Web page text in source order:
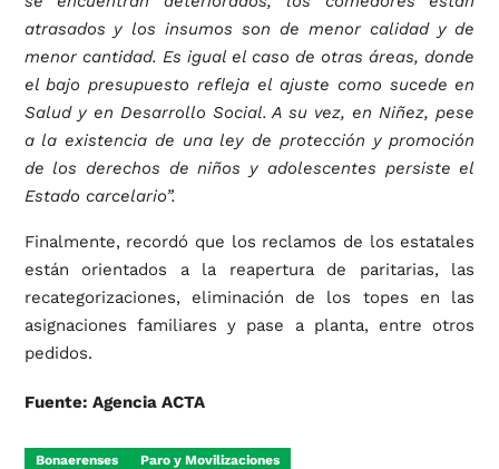
atrasados y los insumos son de menor calidad y de
menor cantidad. Es igual el caso de otras áreas, donde
el bajo presupuesto refleja el ajuste como sucede en
Salud y en Desarrollo Social. A su vez, en Niñez, pese
a la existencia de una ley de protección y promoción
de los derechos de niños y adolescentes persiste el
Estado carcelario”.
Finalmente, recordó que los reclamos de los estatales
están orientados a la reapertura de paritarias, las
recategorizaciones, eliminación de los topes en las
asignaciones familiares y pase a planta, entre otros
pedidos.
Fuente: Agencia ACTA
Bonaerenses Paro y Movilizaciones